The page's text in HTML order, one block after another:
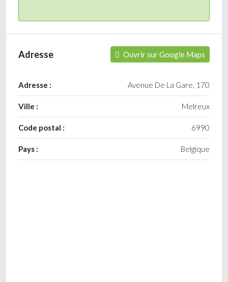
Adresse Ouvrir sur Google Maps
Adresse : Avenue De La Gare, 170
Ville : Melreux
Code postal : 6990
Pays : Belgique